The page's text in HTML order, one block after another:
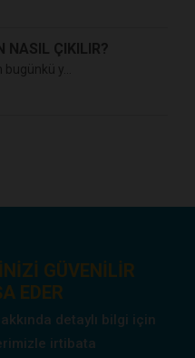
NASIL ÇIKILIR?
y...
GÜVENILIR
EDER
detaylı bilgi için
irtibata